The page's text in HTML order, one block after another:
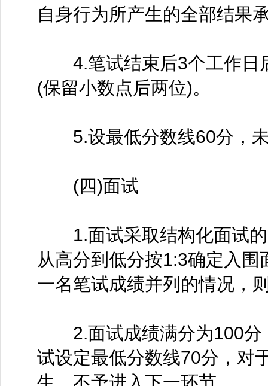
自身行为所产生的全部结果
4.笔试结束后3个工作日
(保留小数点后两位)。
5.设最低分数线60分，未
(四)面试
1.面试采取结构化面试的
从高分到低分按1:3确定入
一名笔试成绩并列的情况，
2.面试成绩满分为100分
试设定最低分数线70分，对